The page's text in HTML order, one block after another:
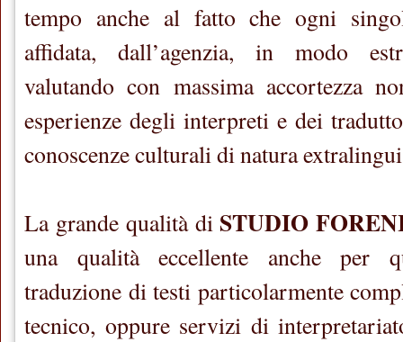
tempo anche al fatto che ogni
affidata, dall’agenzia, in modo
valutando con massima accortezza
esperienze degli interpreti e dei
conoscenze culturali di natura
La grande qualità diSTUDIO
una qualità eccellente anche per
traduzione di testi particolarmente
tecnico, oppure servizi di